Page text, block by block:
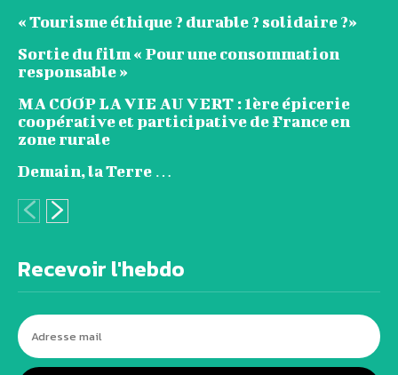
« Tourisme éthique ? durable ? solidaire ?»
Sortie du film « Pour une consommation
responsable »
MA COOP LA VIE AU VERT : 1ère épicerie
coopérative et participative de France en
zone rurale
Demain, la Terre …
Recevoir l'hebdo